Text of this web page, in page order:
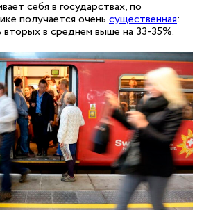
себя в государствах, по
получается очень существенная:
в среднем выше на 33-35%.